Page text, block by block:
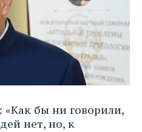
бы ни говорили,
нет, но, к